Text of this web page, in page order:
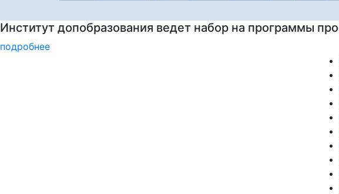
Институт допобразования РГГУ приглашает на
подробнее